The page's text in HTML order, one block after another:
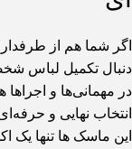
اگر شما هم از
دنبال تکمیل لباس
در مهمانی‌ها و
انتخاب نهایی و
این ماسک ها تنها یک